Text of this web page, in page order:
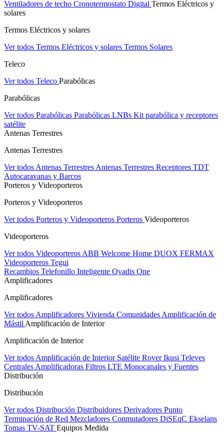
Ventiladores de techo Cronotermostato Digital Termos Eléctricos y
solares
Termos Eléctricos y solares
Ver todos Termos Eléctricos y solares Termos Solares
Teleco
Ver todos Teleco Parabólicas
Parabólicas
Ver todos Parabólicas Parabólicas LNBs Kit parabólica y receptores
satélite
Antenas Terrestres
Antenas Terrestres
Ver todos Antenas Terrestres Antenas Terrestres Receptores TDT
Autocaravanas y Barcos
Porteros y Videoporteros
Porteros y Videoporteros
Ver todos Porteros y Videoporteros Porteros Videoporteros
Videoporteros
Ver todos Videoporteros ABB Welcome Home DUOX FERMAX
Videoporteros Tegui
Recambios Telefonillo Inteligente Qvadis One
Amplificadores
Amplificadores
Ver todos Amplificadores Vivienda Comunidades Amplificación de
Mástil Amplificación de Interior
Amplificación de Interior
Ver todos Amplificación de Interior Satélite RoverIkusi Televes
Centrales Amplificadoras Filtros LTE Monocanales y Fuentes
Distribución
Distribución
Ver todos Distribución Distribuidores Derivadores Punto
Terminación de Red Mezcladores Conmutadores DiSEqC Ekselans
Tomas TV-SAT Equipos Medida